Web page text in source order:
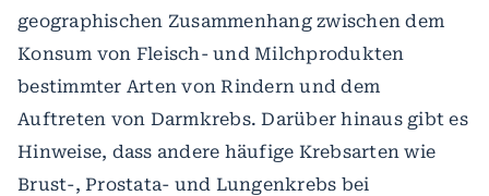
geographischen Zusammenhang zwischen dem
Konsum von Fleisch- und Milchprodukten
bestimmter Arten von Rindern und dem
Auftreten von Darmkrebs. Darüber hinaus gibt es
Hinweise, dass andere häufige Krebsarten wie
Brust-, Prostata- und Lungenkrebs bei